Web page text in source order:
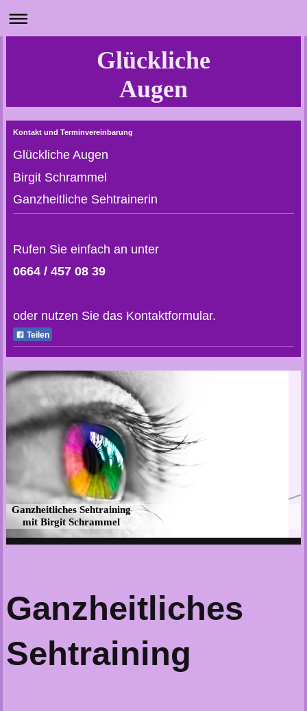
Glückliche
Augen
Kontakt und Terminvereinbarung
Glückliche Augen
Birgit Schrammel
Ganzheitliche Sehtrainerin
Rufen Sie einfach an unter
0664 / 457 08 39
oder nutzen Sie das Kontaktformular.
Teilen
Ganzheitliches Sehtraining
mit Birgit Schrammel
Ganzheitliches
Sehtraining